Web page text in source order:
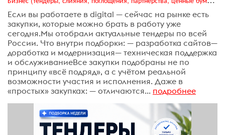
Если вы работаете в digital — сейчас на рынке есть
закупки, которые можно брать в работу уже
сегодня.Мы отобрали актуальные тендеры по всей
России. Что внутри подборки: — разработка сайтов—
доработка и модернизация— техническая поддержка
и обслуживаниеВсе закупки подобраны не по
принципу «всё подряд», а с учётом реальной
возможности участия и исполнения. Даже в
«простых» закупках: — отличаются... подробнее